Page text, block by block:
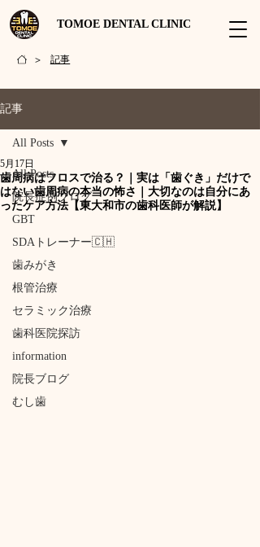
TOMOE DENTAL CLINIC
> 記事
記事
All Posts
院長症例ブログ
GBT
SDAトレーナー🇨🇭
歯みがき
根管治療
セラミック治療
歯科医院探訪
information
院長ブログ
むし歯
All Posts
歯周病はフロスで治る？｜実は「歯ぐき」だけで
はない歯周病の本当の怖さ｜大切なのは自分にあ
ったケア方法【東大和市の歯科医師が解説】
5月17日